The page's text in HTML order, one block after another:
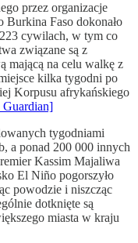
przez organizacje
Burkina Faso dokonało
cywilach, w tym co
związane są z
mającą na celu walkę z
kilka tygodni po
Korpusu afrykańskiego
Guardian]
tygodniami
a ponad 200 000 innych
Kassim Majaliwa
El Niño pogorszyło
powodzie i niszcząc
dotknięte są
miasta w kraju